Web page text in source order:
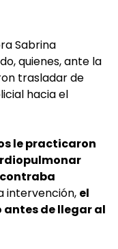
Sabrina
quienes, ante la
trasladar de
hacia el
le practicaron
intervención, el
antes de llegar al